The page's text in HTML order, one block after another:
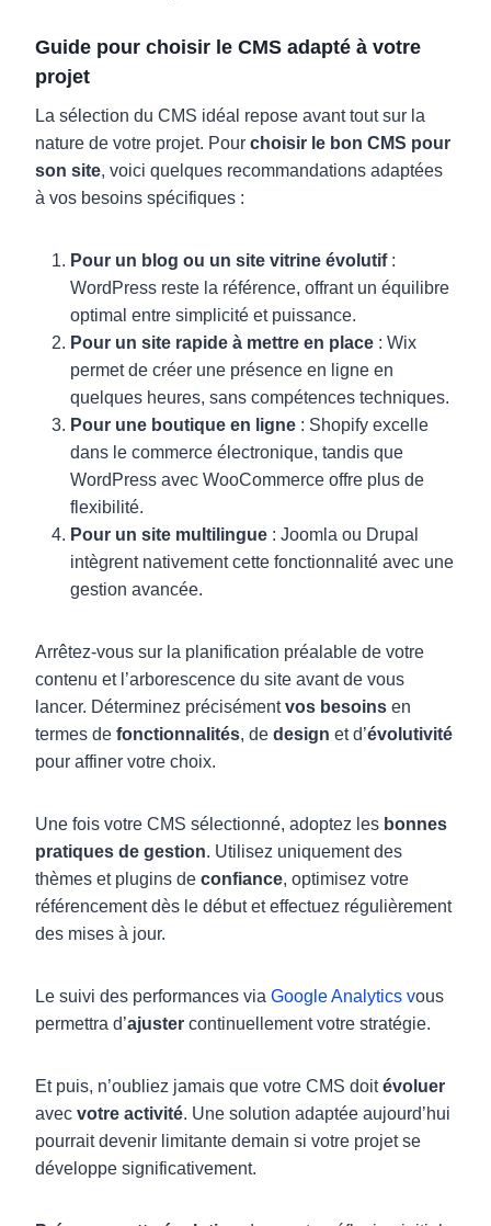
Guide pour choisir le CMS adapté à votre
projet
La sélection du CMS idéal repose avant tout sur la
nature de votre projet. Pour choisir le bon CMS pour
son site, voici quelques recommandations adaptées
à vos besoins spécifiques :
Pour un blog ou un site vitrine évolutif:
WordPress reste la référence, offrant un équilibre
optimal entre simplicité et puissance.
Pour un site rapide à mettre en place : Wix
permet de créer une présence en ligne en
quelques heures, sans compétences techniques.
Pour une boutique en ligne : Shopify excelle
dans le commerce électronique, tandis que
WordPress avec WooCommerce offre plus de
flexibilité.
Pour un site multilingue : Joomla ou Drupal
intègrent nativement cette fonctionnalité avec une
gestion avancée.
Arrêtez-vous sur la planification préalable de votre
contenu et l’arborescence du site avant de vous
lancer. Déterminez précisémentvos besoins en
termes de fonctionnalités, de design et d’évolutivité
pour affiner votre choix.
Une fois votre CMS sélectionné, adoptez les bonnes
pratiques de gestion. Utilisez uniquement des
thèmes et plugins de confiance, optimisez votre
référencement dès le début et effectuez régulièrement
des mises à jour.
Le suivi des performances via Google Analytics vous
permettra d’ajuster continuellement votre stratégie.
Et puis, n’oubliez jamais que votre CMS doitévoluer
avec votre activité. Une solution adaptée aujourd’hui
pourrait devenir limitante demain si votre projet se
développe significativement.